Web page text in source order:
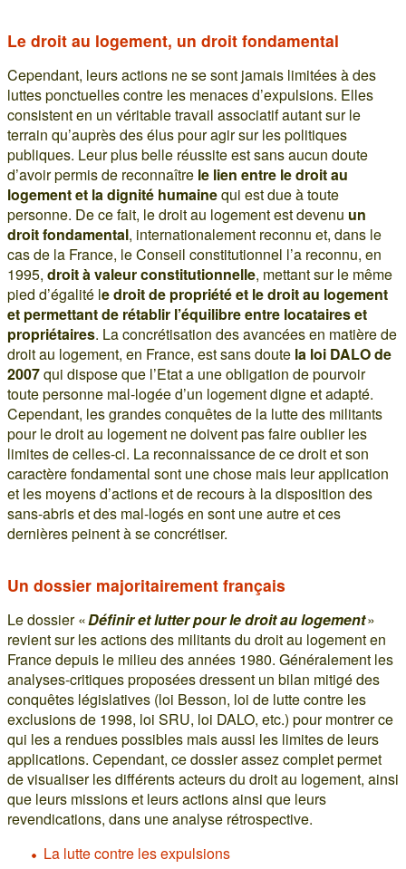
Le droit au logement, un droit fondamental
Cependant, leurs actions ne se sont jamais limitées à des
luttes ponctuelles contre les menaces d’expulsions. Elles
consistent en un véritable travail associatif autant sur le
terrain qu’auprès des élus pour agir sur les politiques
publiques. Leur plus belle réussite est sans aucun doute
d’avoir permis de reconnaître le lien entre le droit au
logement et la dignité humainequi est due à toute
personne. De ce fait, le droit au logement est devenu un
droit fondamental, internationalement reconnu et, dans le
cas de la France, le Conseil constitutionnel l’a reconnu, en
1995, droit à valeur constitutionnelle, mettant sur le même
pied d’égalité le droit de propriété et le droit au logement
et permettant de rétablir l’équilibre entre locataires et
propriétaires. La concrétisation des avancées en matière de
droit au logement, en France, est sans doute la loi DALO de
2007qui dispose que l’Etat a une obligation de pourvoir
toute personne mal-logée d’un logement digne et adapté.
Cependant, les grandes conquêtes de la lutte des militants
pour le droit au logement ne doivent pas faire oublier les
limites de celles-ci. La reconnaissance de ce droit et son
caractère fondamental sont une chose mais leur application
et les moyens d’actions et de recours à la disposition des
sans-abris et des mal-logés en sont une autre et ces
dernières peinent à se concrétiser.
Un dossier majoritairement français
Le dossier «Définir et lutter pour le droit au logement»
revient sur les actions des militants du droit au logement en
France depuis le milieu des années 1980. Généralement les
analyses-critiques proposées dressent un bilan mitigé des
conquêtes législatives (loi Besson, loi de lutte contre les
exclusions de 1998, loi SRU, loi DALO, etc.) pour montrer ce
qui les a rendues possibles mais aussi les limites de leurs
applications. Cependant, ce dossier assez complet permet
de visualiser les différents acteurs du droit au logement, ainsi
que leurs missions et leurs actions ainsi que leurs
revendications, dans une analyse rétrospective.
La lutte contre les expulsions